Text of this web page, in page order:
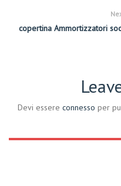
copertina Ammortizzatori
Devi essere connesso per